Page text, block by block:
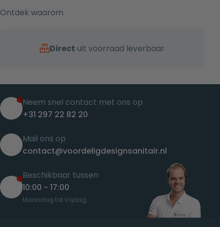
Ontdek waarom
Direct uit voorraad leverbaar
Neem snel contact met ons op
+31 297 22 82 20
Mail ons op
contact@voordeligdesignsanitair.nl
Beschikbaar tussen
10:00 - 17:00
Maandag tot Vrijdag